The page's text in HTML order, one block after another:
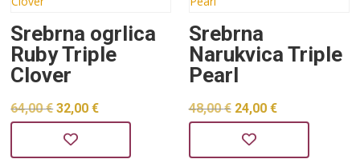
Srebrna ogrlica
Ruby Triple
Clover
64,00€ Izvorna
cijena
bila
32,00€
je:
Srebrna
Narukvica Triple
Pearl
48,00€ Izvorna
cijena
bila
24,00 €
je: